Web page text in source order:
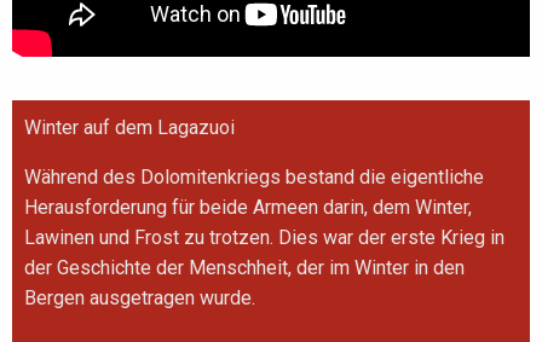
Winter auf dem Lagazuoi
Während des Dolomitenkriegs bestand die eigentliche
Herausforderung für beide Armeen darin, dem Winter,
Lawinen und Frost zu trotzen. Dies war der erste Krieg in
der Geschichte der Menschheit, der im Winter in den
Bergen ausgetragen wurde.